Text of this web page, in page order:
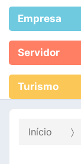
Empresa
Servidor
Turismo
Início